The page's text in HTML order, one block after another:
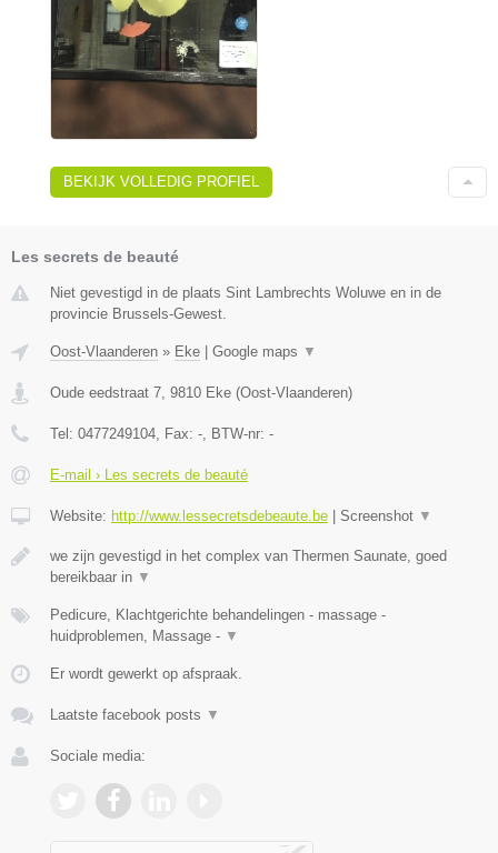
BEKIJK VOLLEDIG PROFIEL
Les secrets de beauté
Niet gevestigd in de plaats Sint Lambrechts Woluwe en in de
provincie Brussels-Gewest.
Oost-Vlaanderen » Eke Google maps ▼
Oude eedstraat 7, 9810 Eke (Oost-Vlaanderen)
Tel: 0477249104, Fax: -, BTW-nr: -
E-mail › Les secrets de beauté
Website: http://www.lessecretsdebeaute.be Screenshot ▼
we zijn gevestigd in het complex van Thermen Saunate, goed
bereikbaar in ▼
Pedicure, Klachtgerichte behandelingen - massage -
huidproblemen, Massage - ▼
Er wordt gewerkt op afspraak.
Laatste facebook posts ▼
Sociale media: